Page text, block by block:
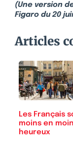
(Une version
Figaro du 20
Articles
Les Français
moins en
heureux